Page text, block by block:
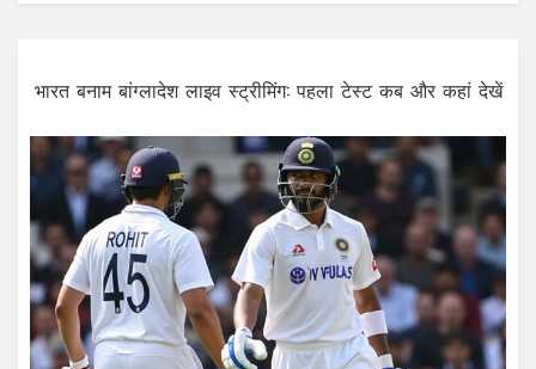
भारत बनाम बांग्लादेश लाइव स्ट्रीमिंग: पहला टेस्ट कब और कहां देखें